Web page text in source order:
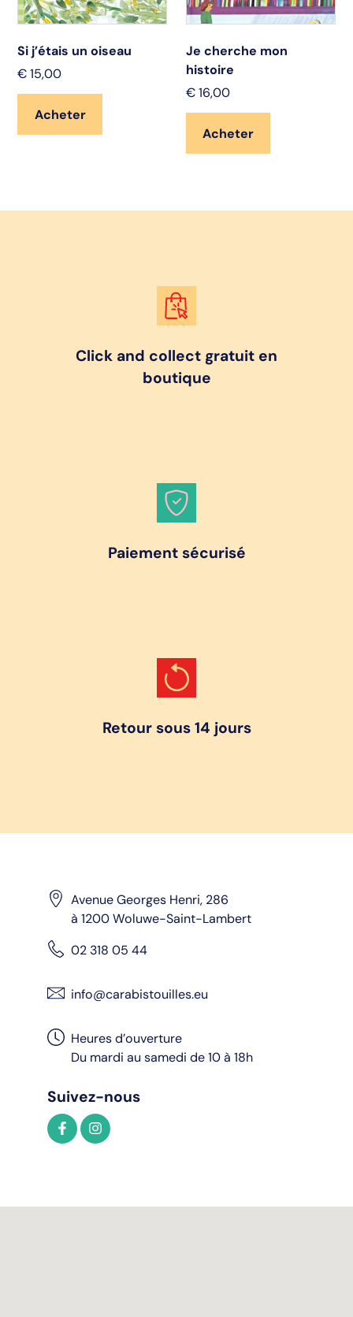
Si j’étais un oiseau
€ 15,00
Acheter
Je cherche mon
histoire
€ 16,00
Acheter
Click and collect gratuit en
boutique
Paiement sécurisé
Retour sous 14 jours
Avenue Georges Henri, 286
à 1200 Woluwe-Saint-Lambert
02 318 05 44
info@carabistouilles.eu
Heures d’ouverture
Du mardi au samedi de 10 à 18h
Suivez-nous